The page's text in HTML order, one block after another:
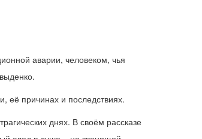
аварии, человеком, чья
её причинах и последствиях.
днях. В своём рассказе